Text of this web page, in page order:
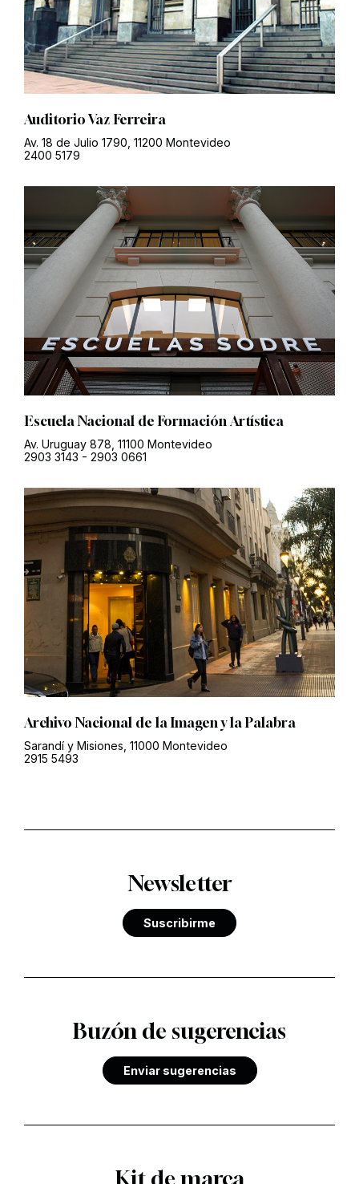
Auditorio Vaz Ferreira
Av. 18 de Julio 1790, 11200 Montevideo
2400 5179
Escuela Nacional de Formación Artística
Av. Uruguay 878, 11100 Montevideo
2903 3143 - 2903 0661
Archivo Nacional de la Imagen y la Palabra
Sarandí y Misiones, 11000 Montevideo
2915 5493
Newsletter
Suscribirme
Buzón de sugerencias
Enviar sugerencias
Kit de marca